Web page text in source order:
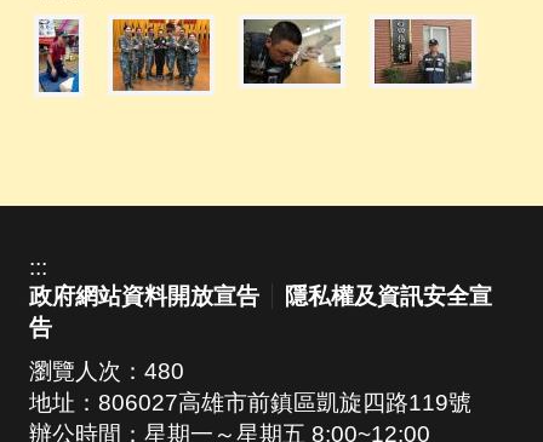
:::
政府網站資料開放宣告
隱私權及資訊安全宣
告
瀏覽人次： 480
地址：806027高雄市前鎮區凱旋四路119號
辦公時間：星期一～星期五 8:00~12:00